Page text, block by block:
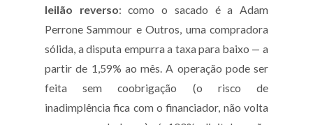
leilão reverso: como o sacado é a Adam
Perrone Sammour e Outros, uma compradora
sólida, a disputa empurra a taxa para baixo — a
partir de 1,59% ao mês. A operação pode ser
feita sem coobrigação (o risco de
inadimplência fica com o financiador, não volta